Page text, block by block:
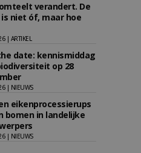
verandert. De
niet óf, maar hoe
| ARTIKEL
date: kennismiddag
op 28
| NIEUWS
eikenprocessierups
bomen in landelijke
| NIEUWS